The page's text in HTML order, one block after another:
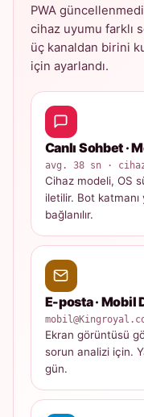
PWA
cihaz uyumu farklı
üç kanaldan birini
için ayarlandı.
Canlı Sohbet ·
avg. 38 sn ·
Cihaz modeli, OS
iletilir. Bot
bağlanılır.
E-posta · Mobil
Ekran görüntüsü
sorun analizi için.
gün.